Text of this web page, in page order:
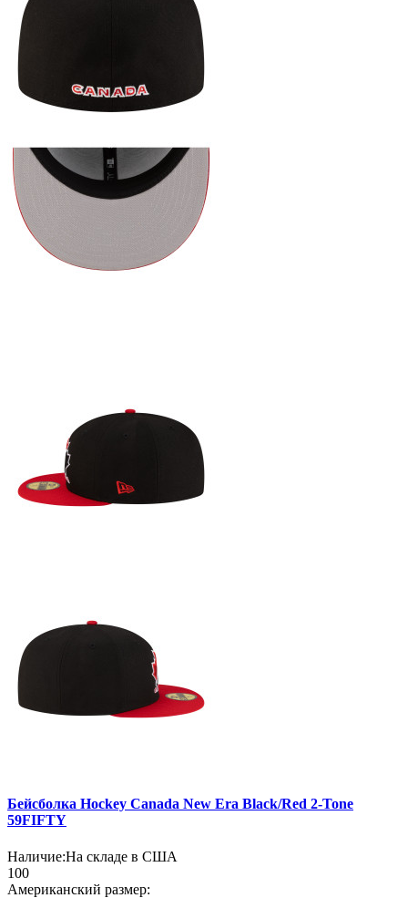
Бейсболка Hockey Canada New Era Black/Red 2-Tone
59FIFTY
Наличие:На складе в США
100
Американский размер: